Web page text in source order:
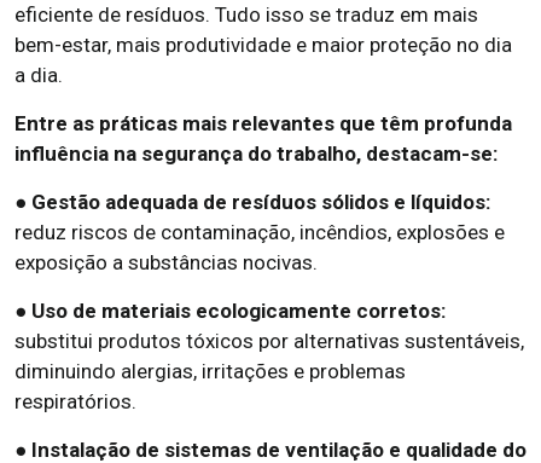
eficiente de resíduos. Tudo isso se traduz em mais
bem-estar, mais produtividade e maior proteção no dia
a dia.
Entre as práticas mais relevantes que têm profunda
influência na segurança do trabalho, destacam-se:
● Gestão adequada de resíduos sólidos e líquidos:
reduz riscos de contaminação, incêndios, explosões e
exposição a substâncias nocivas.
● Uso de materiais ecologicamente corretos:
substitui produtos tóxicos por alternativas sustentáveis,
diminuindo alergias, irritações e problemas
respiratórios.
● Instalação de sistemas de ventilação e qualidade do